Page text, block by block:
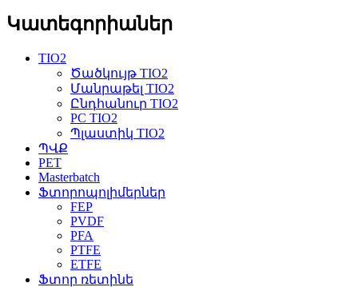
Կատեգորիաներ
TIO2
Ծածկույթ TIO2
Մանրաթել TIO2
Ընդհանուր TIO2
PC TIO2
Պլաստիկ TIO2
ՊՎՔ
PET
Masterbatch
Ֆտորոպոլիմերներ
FEP
PVDF
PFA
PTFE
ETFE
Ֆտոր ռետինե